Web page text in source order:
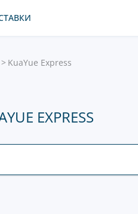
KuaYue Express
EXPRESS